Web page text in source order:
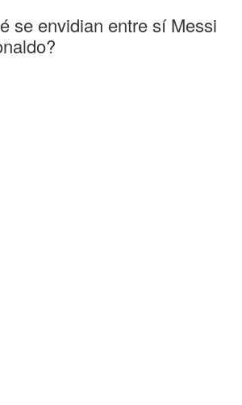
se envidian entre sí Messi